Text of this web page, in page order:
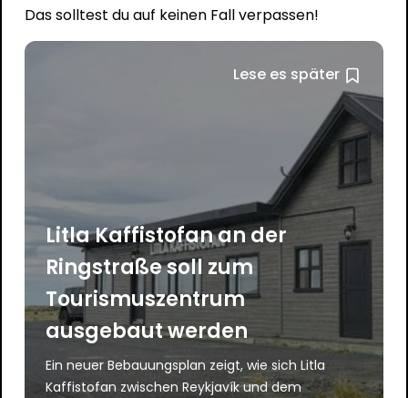
Das solltest du auf keinen Fall verpassen!
Lese es später
Litla Kaffistofan an der
Ringstraße soll zum
Tourismuszentrum
ausgebaut werden
Ein neuer Bebauungsplan zeigt, wie sich Litla
Kaffistofan zwischen Reykjavík und dem